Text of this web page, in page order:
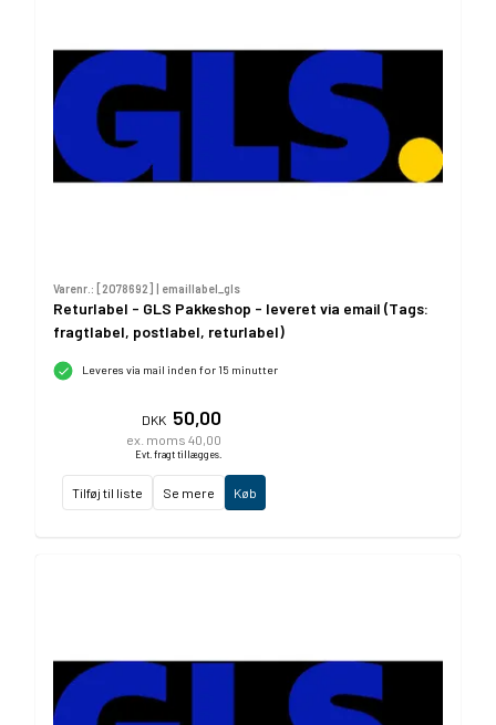
Varenr.: [2078692] | emaillabel_gls
Returlabel - GLS Pakkeshop - leveret via email (Tags:
fragtlabel, postlabel, returlabel)
Leveres via mail inden for 15 minutter
DKK 50,00
ex. moms 40,00
Evt. fragt tillægges.
Tilføj til liste Se mere Køb